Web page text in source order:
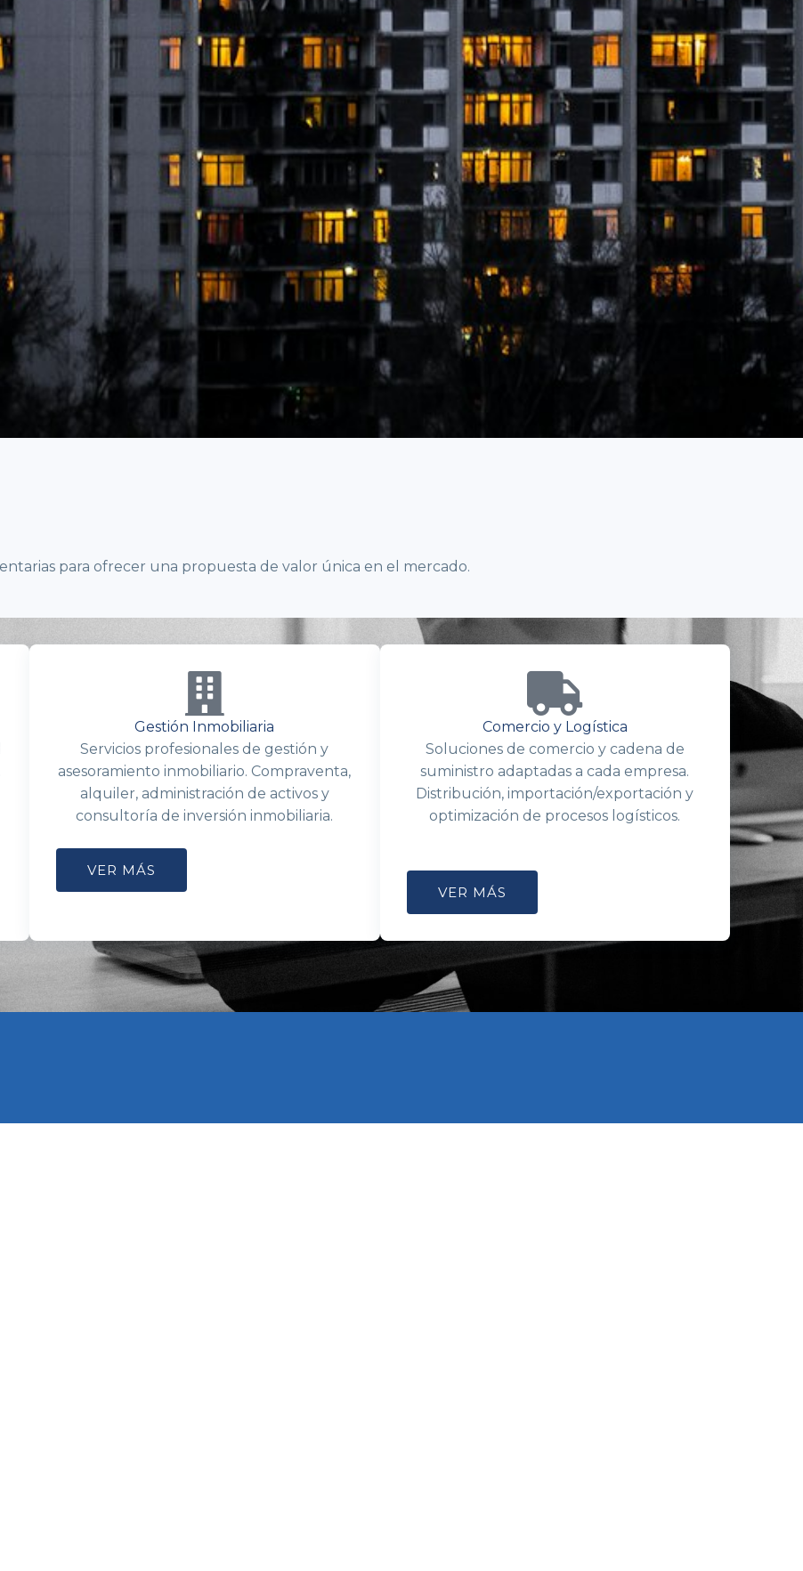
para ofrecer una propuesta de valor única en el mercado.
Gestión Inmobiliaria
Servicios profesionales de gestión y
asesoramiento inmobiliario. Compraventa,
alquiler, administración de activos y
consultoría de inversión inmobiliaria.
VER MÁS
Comercio y Logística
Soluciones de comercio y cadena de
suministro adaptadas a cada empresa.
Distribución, importación/exportación y
optimización de procesos logísticos.
VER MÁS